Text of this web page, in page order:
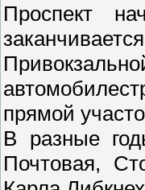
Проспект
прямой
В разные
Почтовая,